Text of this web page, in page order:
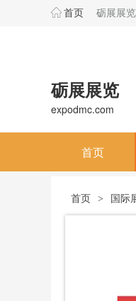
首页 砺展展览
砺展展览
expodmc.com
首页
首页 > 国际